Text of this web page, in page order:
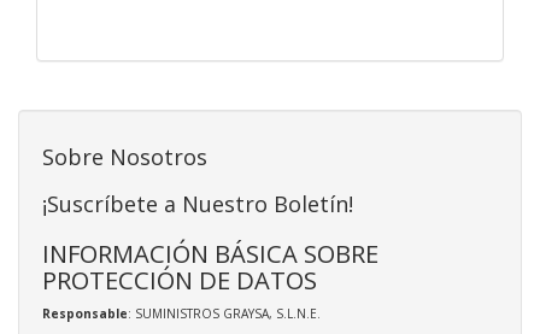
Sobre Nosotros
¡Suscríbete a Nuestro Boletín!
INFORMACIÓN BÁSICA SOBRE
PROTECCIÓN DE DATOS
Responsable: SUMINISTROS GRAYSA, S.L.N.E.